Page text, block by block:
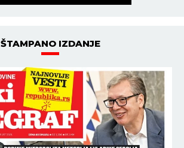
ŠTAMPANO IZDANJE